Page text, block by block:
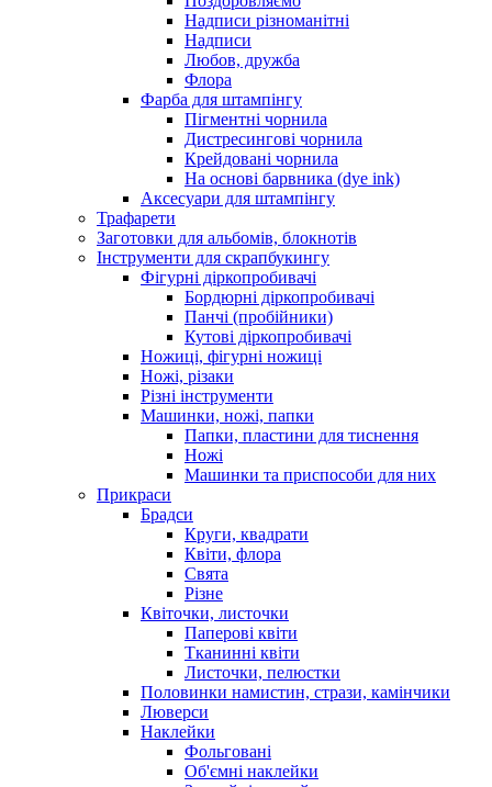
Надписи різноманітні
Надписи
Любов, дружба
Флора
Фарба для штампінгу
Пігментні чорнила
Дистресингові чорнила
Крейдовані чорнила
На основі барвника (dye ink)
Аксесуари для штампінгу
Трафарети
Заготовки для альбомів, блокнотів
Інструменти для скрапбукингу
Фігурні діркопробивачі
Бордюрні діркопробивачі
Панчі (пробійники)
Кутові діркопробивачі
Ножиці, фігурні ножиці
Ножі, різаки
Різні інструменти
Машинки, ножі, папки
Папки, пластини для тиснення
Ножі
Машинки та приспособи для них
Прикраси
Брадси
Круги, квадрати
Квіти, флора
Свята
Різне
Квіточки, листочки
Паперові квіти
Тканинні квіти
Листочки, пелюстки
Половинки намистин, стрази, камінчики
Люверси
Наклейки
Фольговані
Об'ємні наклейки